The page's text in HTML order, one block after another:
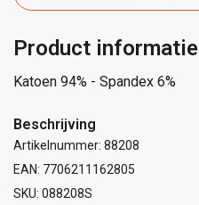
Product informatie
Katoen 94% - Spandex 6%
Beschrijving
Artikelnummer: 88208
EAN: 7706211162805
SKU: 088208S